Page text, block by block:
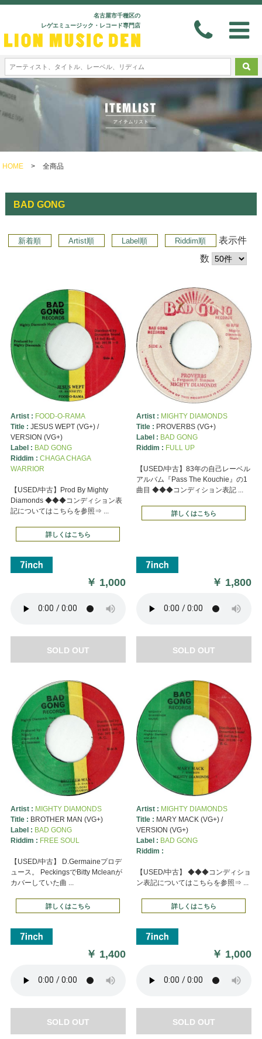
名古屋市千種区の
レゲエミュージック・レコード専門店
HOME > 全商品
BAD GONG
新着順 Artist順 Label順 Riddim順
表示件
数
Artist : FOOD-O-RAMA
Title : JESUS WEPT (VG+) /
VERSION (VG+)
Label : BAD GONG
Riddim : CHAGA CHAGA
WARRIOR
【USED/中古】Prod By Mighty
Diamonds ◆◆◆コンディション表
記についてはこちらを参照⇒ ...
詳しくはこちら
￥ 1,000
SOLD OUT
Artist : MIGHTY DIAMONDS
Title : PROVERBS (VG+)
Label : BAD GONG
Riddim : FULL UP
【USED/中古】83年の自己レーベル
アルバム『Pass The Kouchie』の1
曲目 ◆◆◆コンディション表記 ...
詳しくはこちら
￥ 1,800
SOLD OUT
Artist : MIGHTY DIAMONDS
Title : BROTHER MAN (VG+)
Label : BAD GONG
Riddim : FREE SOUL
【USED/中古】 D.Germaineプロデ
ュース。 PeckingsでBitty Mcleanが
カバーしていた曲 ...
詳しくはこちら
￥ 1,400
SOLD OUT
Artist : MIGHTY DIAMONDS
Title : MARY MACK (VG+) /
VERSION (VG+)
Label : BAD GONG
Riddim :
【USED/中古】 ◆◆◆コンディショ
ン表記についてはこちらを参照⇒ ...
詳しくはこちら
￥ 1,000
SOLD OUT